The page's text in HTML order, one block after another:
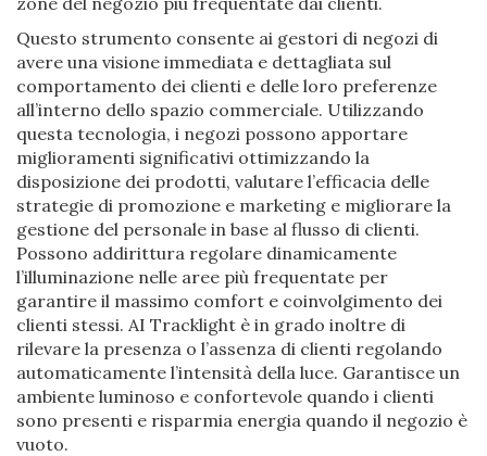
Questo strumento consente ai gestori di negozi di
avere una visione immediata e dettagliata sul
comportamento dei clienti e delle loro preferenze
all’interno dello spazio commerciale. Utilizzando
questa tecnologia, i negozi possono apportare
miglioramenti significativi ottimizzando la
disposizione dei prodotti, valutare l’efficacia delle
strategie di promozione e marketing e migliorare la
gestione del personale in base al flusso di clienti.
Possono addirittura regolare dinamicamente
l’illuminazione nelle aree più frequentate per
garantire il massimo comfort e coinvolgimento dei
clienti stessi. AI Tracklight è in grado inoltre di
rilevare la presenza o l’assenza di clienti regolando
automaticamente l’intensità della luce. Garantisce un
ambiente luminoso e confortevole quando i clienti
sono presenti e risparmia energia quando il negozio è
vuoto.